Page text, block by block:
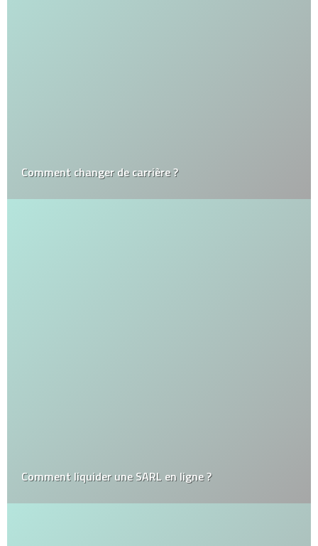
Comment changer de carrière ?
Comment liquider une SARL en ligne ?